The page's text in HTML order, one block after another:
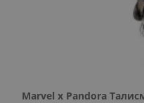
Marvel x Pandora